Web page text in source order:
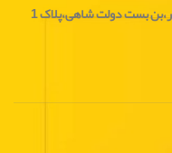
کارگر جنوبی،خیابان روانمهر،بن بست دولت شاهی،پلاک 1